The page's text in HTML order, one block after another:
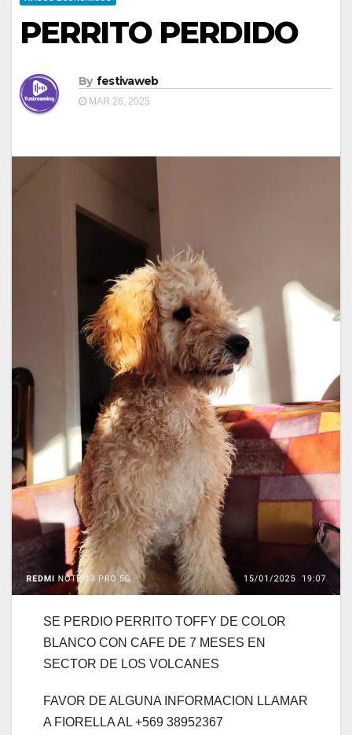
PERRITO PERDIDO
By festivaweb
MAR 26, 2025
SE PERDIO PERRITO TOFFY DE COLOR
BLANCO CON CAFE DE 7 MESES EN
SECTOR DE LOS VOLCANES
FAVOR DE ALGUNA INFORMACION LLAMAR
A FIORELLA AL +569 38952367